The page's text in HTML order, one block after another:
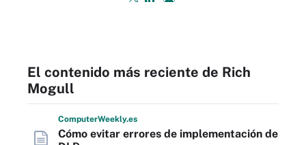
El contenido más reciente de Rich
Mogull
ComputerWeekly.es
Cómo evitar errores de implementación de